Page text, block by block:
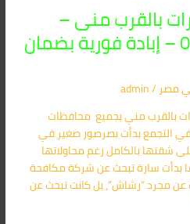
بالقرب منى –
أركان 01091560420 – إبادة فورية بضمان
مصر/
admin
بالقرب مني بجميع محافظات
التجمع بدأت بصرصور صغير في
شقتها بالكامل رغم محاولاتها
بدأت سارة تبحث عن شركة مكافحة
مجرد “رشاش”، بل كانت تبحث عن